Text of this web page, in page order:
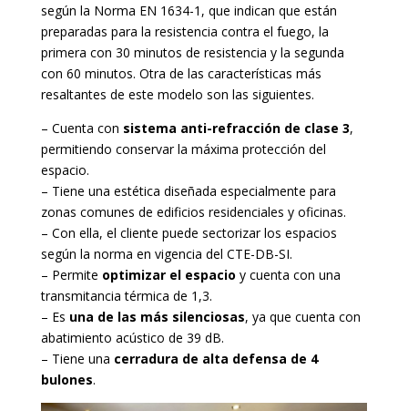
según la Norma EN 1634-1, que indican que están
preparadas para la resistencia contra el fuego, la
primera con 30 minutos de resistencia y la segunda
con 60 minutos. Otra de las características más
resaltantes de este modelo son las siguientes.
– Cuenta con sistema anti-refracción de clase 3,
permitiendo conservar la máxima protección del
espacio.
– Tiene una estética diseñada especialmente para
zonas comunes de edificios residenciales y oficinas.
– Con ella, el cliente puede sectorizar los espacios
según la norma en vigencia del CTE-DB-SI.
– Permite optimizar el espacio y cuenta con una
transmitancia térmica de 1,3.
– Es una de las más silenciosas, ya que cuenta con
abatimiento acústico de 39 dB.
– Tiene una cerradura de alta defensa de 4
bulones.